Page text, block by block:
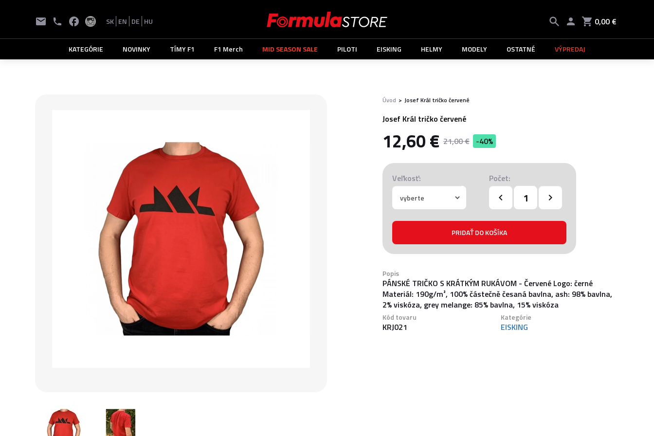
SK EN DE HU 0,00 €
KATEGÓRIE NOVINKY TÍMY F1 F1 Merch MID SEASON SALE PILOTI EISKING HELMY MODELY OSTATNÉ VÝPREDAJ
Úvod > Josef Král tričko červené
Josef Král tričko červené
12,60 € 21,00 € -40%
Veľkosť: Počet:
Popis
PÁNSKÉ TRIČKO S KRÁTKÝM RUKÁVOM - Červené Logo: černé
Materiál: 190g/m², 100% částečně česaná bavlna, ash: 98% bavlna,
2% viskóza, grey melange: 85% bavlna, 15% viskóza
Kód tovaru
KRJ021
Kategórie
EISKING